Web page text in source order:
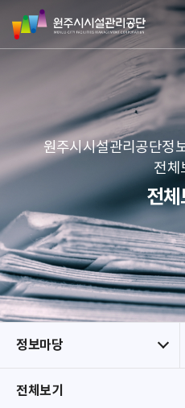
네
본문 바
메뉴 바
원
주
시
리
공
단
원주시시설관리공단정
전체
전
정보마당
전체보기